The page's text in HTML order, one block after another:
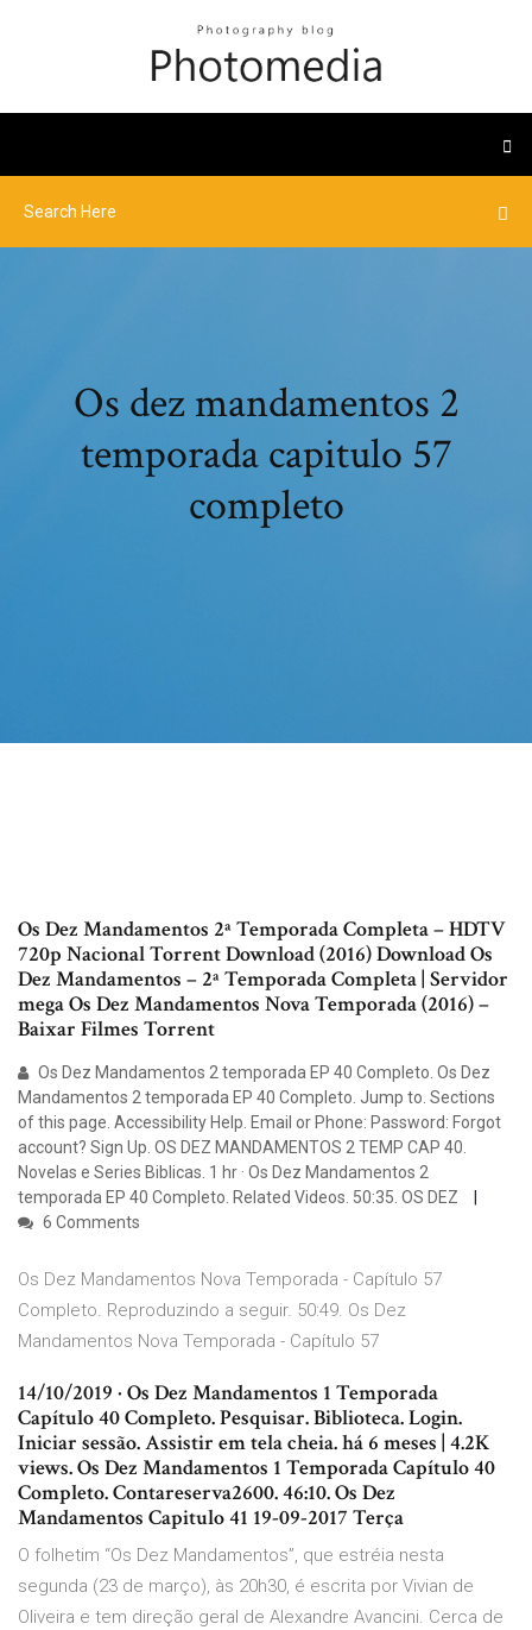
Os dez mandamentos 2
temporada capitulo 57
completo
Os Dez Mandamentos 2ª Temporada Completa – HDTV
720p Nacional Torrent Download (2016) Download Os
Dez Mandamentos – 2ª Temporada Completa | Servidor
mega Os Dez Mandamentos Nova Temporada (2016) –
Baixar Filmes Torrent
Os Dez Mandamentos 2 temporada EP 40 Completo. Os Dez
Mandamentos 2 temporada EP 40 Completo. Jump to. Sections
of this page. Accessibility Help. Email or Phone: Password: Forgot
account? Sign Up. OS DEZ MANDAMENTOS 2 TEMP CAP 40.
Novelas e Series Biblicas. 1 hr · Os Dez Mandamentos 2
temporada EP 40 Completo. Related Videos. 50:35. OS DEZ
6 Comments
Os Dez Mandamentos Nova Temporada - Capítulo 57
Completo. Reproduzindo a seguir. 50:49. Os Dez
Mandamentos Nova Temporada - Capítulo 57
14/10/2019 · Os Dez Mandamentos 1 Temporada
Capítulo 40 Completo. Pesquisar. Biblioteca. Login.
Iniciar sessão. Assistir em tela cheia. há 6 meses | 4.2K
views. Os Dez Mandamentos 1 Temporada Capítulo 40
Completo. Contareserva2600. 46:10. Os Dez
Mandamentos Capitulo 41 19-09-2017 Terça
O folhetim “Os Dez Mandamentos”, que estréia nesta
segunda (23 de março), às 20h30, é escrita por Vivian de
Oliveira e tem direção geral de Alexandre Avancini. Cerca de